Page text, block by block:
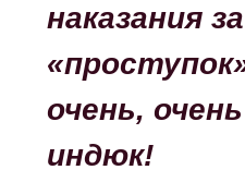
наказания
очень,
индюк!